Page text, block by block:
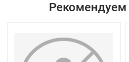
Рекомендуем